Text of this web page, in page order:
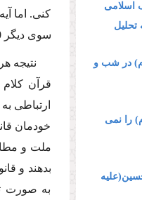
اسلامى
تحلیل
در شب و
را نمى
كنى. اما
سوى دیگر 1400 سال بین ما و پیامبر(صلى الله علیه وآله) فاصله شده است، از این رو ملزم نیستیم كه به احكام قرآن عمل كنیم!!!
نتیجه
ارتباطى
خودمان
ملت و
بدهند و
به صورت